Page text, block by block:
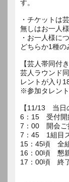
す。
・チケットは
無しはお一人
・お一人様に
どちらか1種の
【芸人帯同付
芸人ラウンド
レントが入り
※参加タレント
【11/13 当日
6：15 受付開
7：00 開会ご
7：45 1組目
15：45頃 全
16：00頃 懇
17：00頃 終